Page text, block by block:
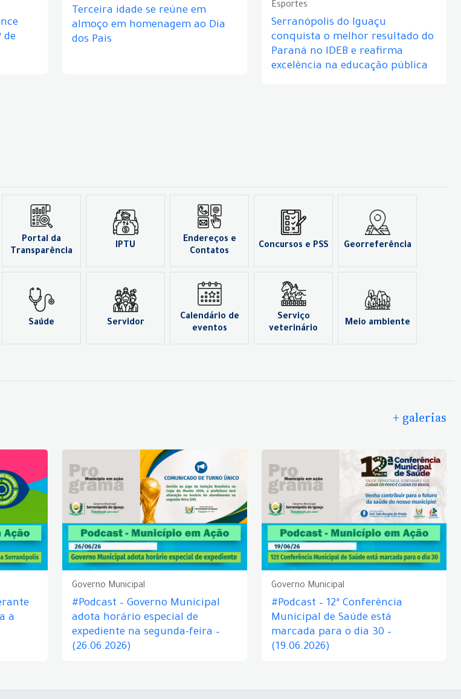
de
Terceira idade se reúne em
almoço em homenagem ao Dia
dos Pais
Esportes
Serranópolis do Iguaçu
conquista o melhor resultado do
Paraná no IDEB e reafirma
excelência na educação pública
Portal da
Transparência
IPTU
Endereços e
Contatos
Concursos e PSS Georreferência
Saúde Servidor
Calendário de
eventos
Serviço
veterinário
Meio ambiente
+ galerias
a
Governo Municipal
#Podcast – Governo Municipal
adota horário especial de
expediente na segunda-feira –
(26.06.2026)
Governo Municipal
#Podcast – 12ª Conferência
Municipal de Saúde está
marcada para o dia 30 –
(19.06.2026)